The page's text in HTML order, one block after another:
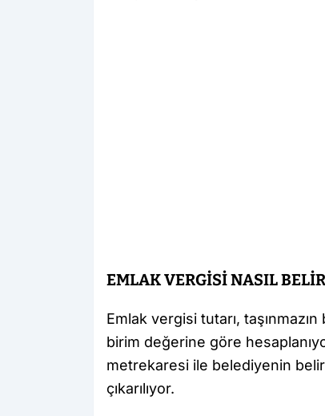
EMLAK VERGİSİ NASIL
Emlak vergisi tutarı,
birim değerine göre
metrekaresi ile belediyenin
çıkarılıyor.